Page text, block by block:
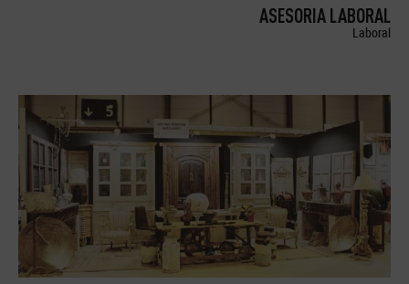
ASESORIA LABORAL
Laboral